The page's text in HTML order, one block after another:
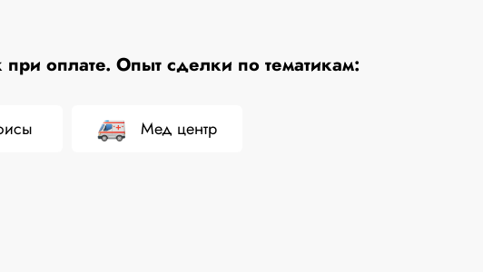
оплате. Опыт сделки по тематикам:
Мед центр